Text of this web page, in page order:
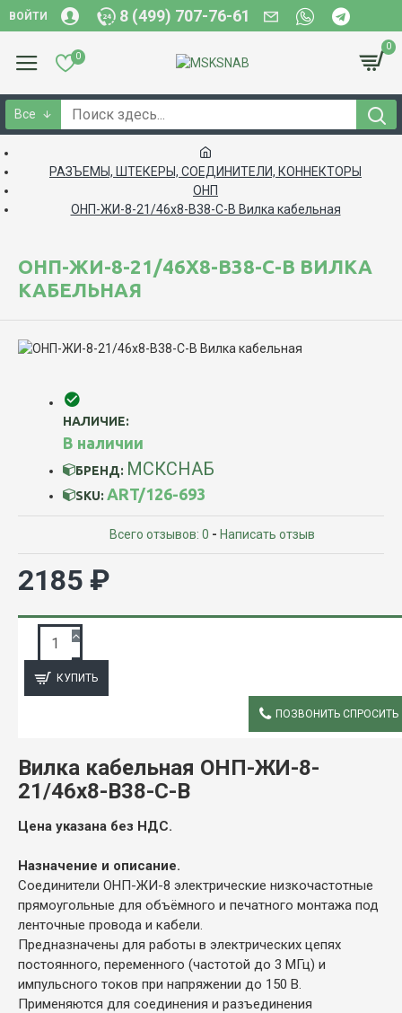
ВОЙТИ 8 (499) 707-76-61
0
0
Все
РАЗЪЕМЫ, ШТЕКЕРЫ, СОЕДИНИТЕЛИ, КОННЕКТОРЫ
ОНП
ОНП-ЖИ-8-21/46х8-В38-С-В Вилка кабельная
ОНП-ЖИ-8-21/46Х8-В38-С-В ВИЛКА
КАБЕЛЬНАЯ
НАЛИЧИЕ:
В наличии
БРЕНД: МСКСНАБ
SKU: ART/126-693
Всего отзывов: 0 - Написать отзыв
2185 ₽
КУПИТЬ
ПОЗВОНИТЬ СПРОСИТЬ
Вилка кабельная ОНП-ЖИ-8-
21/46х8-В38-С-В
Цена указана без НДС.
Назначение и описание.
Соединители ОНП-ЖИ-8 электрические низкочастотные
прямоугольные для объёмного и печатного монтажа под
ленточные провода и кабели.
Предназначены для работы в электрических цепях
постоянного, переменного (частотой до 3 МГц) и
импульсного токов при напряжении до 150 В.
Применяются для соединения и разъединения